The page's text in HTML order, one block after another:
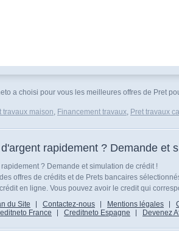
a choisi pour vous les meilleures offres de Pret
travaux maison, Financement travaux, Pret travaux
rapidement ? Demande et
? Demande et simulation de crédit !
offres de crédits et de Prets bancaires
en ligne. Vous pouvez avoir le credit qui
du Site Contactez-nous Mentions légales
France Creditneto Espagne Devenez